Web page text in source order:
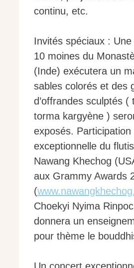
continu, etc.
Invités spéciaux :
10 moines du
(Inde) exécutera un
sables colorés et des
d’offrandes sculptés (
torma kargyène )
exposés. Participation
exceptionnelle du
Nawang Khechog
aux Grammy Awards
(
Choekyi Nyima
donnera un
pour thème le